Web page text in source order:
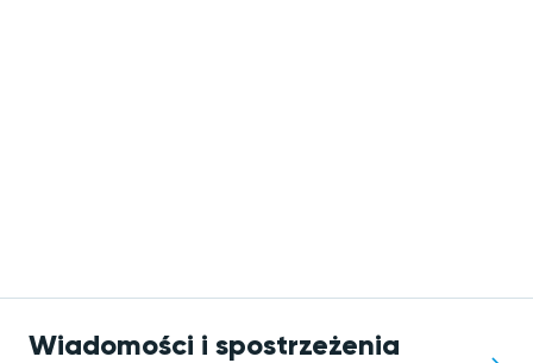
Wiadomości i spostrzeżenia